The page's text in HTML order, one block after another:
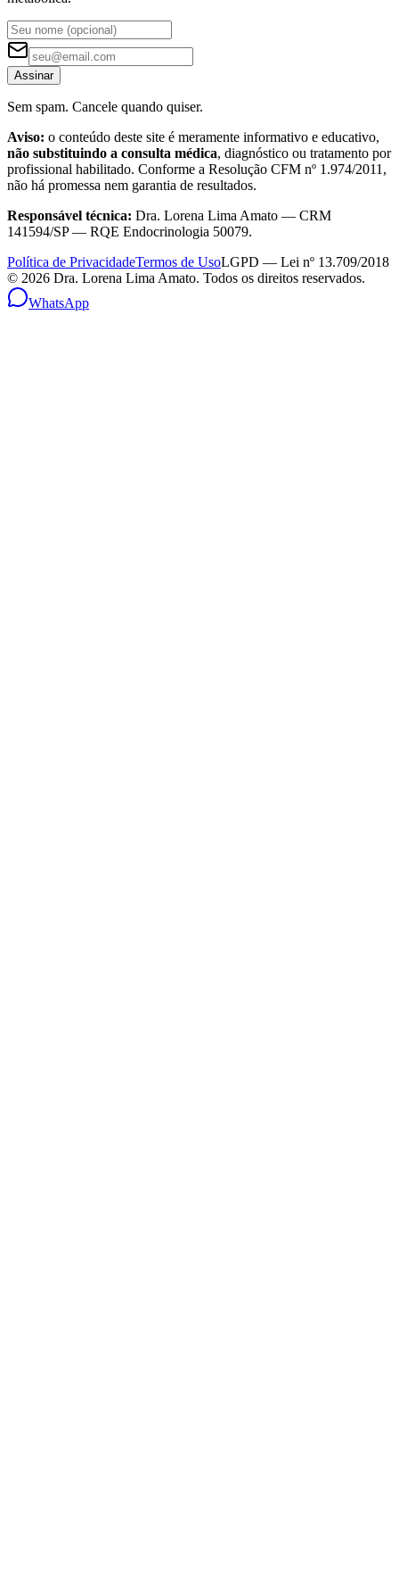
Assinar
Sem spam. Cancele quando quiser.
Aviso: o conteúdo deste site é meramente informativo e educativo,
não substituindo a consulta médica, diagnóstico ou tratamento por
profissional habilitado. Conforme a Resolução CFM nº 1.974/2011,
não há promessa nem garantia de resultados.
Responsável técnica: Dra. Lorena Lima Amato — CRM
141594/SP — RQE Endocrinologia 50079.
Política de PrivacidadeTermos de UsoLGPD — Lei nº 13.709/2018
© 2026 Dra. Lorena Lima Amato. Todos os direitos reservados.
WhatsApp